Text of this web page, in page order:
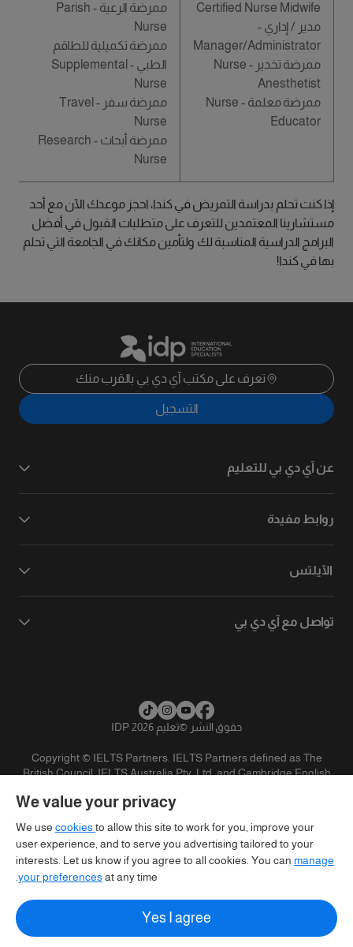
Certified Nurse Midwife
مدير / إداري -
Manager/Administrator
ممرضة تخدير - Nurse
Anesthetist
ممرضة معلمة - Nurse
Educator
ممرضة الرعية - Parish
Nurse
ممرضة تكميلية للطاقم
الطبي - Supplemental
Nurse
ممرضة سفر - Travel
Nurse
ممرضة أبحاث - Research
Nurse
إذا كنت تحلم بدراسة التمريض في كندا، احجز موعدك الآن مع أحد
مستشارينا المعتمدين للتعرف على متطلبات القبول في أفضل
البرامج الدراسية المناسبة لك ولتأمين مكانك في الجامعة التي تحلم
بها في كندا!
تعرف على مكتب آي دي بي بالقرب منك
التسجيل
عن آي دي بي للتعليم
روابط مفيدة
الآيلتس
تواصل مع آي دي بي
حقوق النشر ©تعليم IDP 2026
Copyright © IELTS Partners. IELTS Partners defined as The
British Council, IELTS Australia Pty. Ltd. and Cambridge English
We value your privacy
We use cookiesto allow this site to work for you, improve your
user experience, and to serve you advertising tailored to your
interests. Let us know if you agree to all cookies. You can manage
your preferencesat any time.
Yes I agree